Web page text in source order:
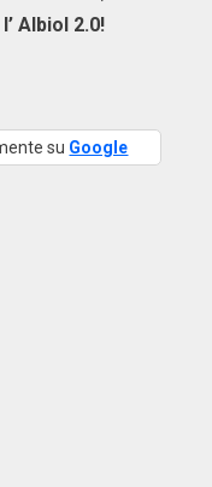
Albiol 2.0!
su Google